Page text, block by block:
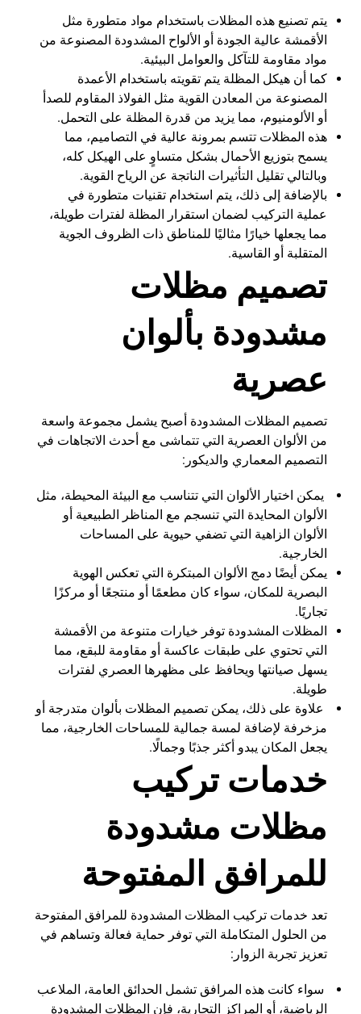
يتم تصنيع هذه المظلات باستخدام مواد متطورة مثل
الأقمشة عالية الجودة أو الألواح المشدودة المصنوعة من
مواد مقاومة للتآكل والعوامل البيئية.
كما أن هيكل المظلة يتم تقويته باستخدام الأعمدة
المصنوعة من المعادن القوية مثل الفولاذ المقاوم للصدأ
أو الألومنيوم، مما يزيد من قدرة المظلة على التحمل.
هذه المظلات تتسم بمرونة عالية في التصاميم، مما
يسمح بتوزيع الأحمال بشكل متساوٍ على الهيكل كله،
وبالتالي تقليل التأثيرات الناتجة عن الرياح القوية.
بالإضافة إلى ذلك، يتم استخدام تقنيات متطورة في
عملية التركيب لضمان استقرار المظلة لفترات طويلة،
مما يجعلها خيارًا مثاليًا للمناطق ذات الظروف الجوية
المتقلبة أو القاسية.
تصميم مظلات
مشدودة بألوان
عصرية
تصميم المظلات المشدودة أصبح يشمل مجموعة واسعة
من الألوان العصرية التي تتماشى مع أحدث الاتجاهات في
التصميم المعماري والديكور:
يمكن اختيار الألوان التي تتناسب مع البيئة المحيطة، مثل
الألوان المحايدة التي تنسجم مع المناظر الطبيعية أو
الألوان الزاهية التي تضفي حيوية على المساحات
الخارجية.
يمكن أيضًا دمج الألوان المبتكرة التي تعكس الهوية
البصرية للمكان، سواء كان مطعمًا أو منتجعًا أو مركزًا
تجاريًا.
المظلات المشدودة توفر خيارات متنوعة من الأقمشة
التي تحتوي على طبقات عاكسة أو مقاومة للبقع، مما
يسهل صيانتها ويحافظ على مظهرها العصري لفترات
طويلة.
علاوة على ذلك، يمكن تصميم المظلات بألوان متدرجة أو
مزخرفة لإضافة لمسة جمالية للمساحات الخارجية، مما
يجعل المكان يبدو أكثر جذبًا وجمالًا.
خدمات تركيب
مظلات مشدودة
للمرافق المفتوحة
تعد خدمات تركيب المظلات المشدودة للمرافق المفتوحة
من الحلول المتكاملة التي توفر حماية فعالة وتساهم في
تعزيز تجربة الزوار:
سواء كانت هذه المرافق تشمل الحدائق العامة، الملاعب
الرياضية، أو المراكز التجارية، فإن المظلات المشدودة